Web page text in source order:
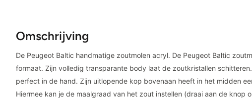
Omschrijving
De Peugeot Baltic handmatige zoutmolen acryl. De Peugeot Baltic
formaat. Zijn volledig transparante body laat de zoutkristallen
perfect in de hand. Zijn uitlopende kop bovenaan heeft in het midden
Hiermee kan je de maalgraad van het zout instellen (draai aan de knop